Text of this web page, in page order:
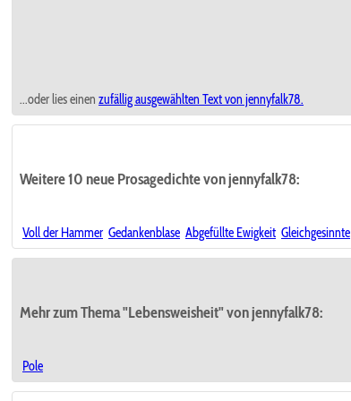
...oder lies einen zufällig ausgewählten Text von jennyfalk78.
Weitere 10 neue Prosagedichte von jennyfalk78:
Voll der Hammer Gedankenblase Abgefüllte Ewigkeit Gleichgesinnte
Mehr zum Thema "Lebensweisheit" von jennyfalk78:
Pole